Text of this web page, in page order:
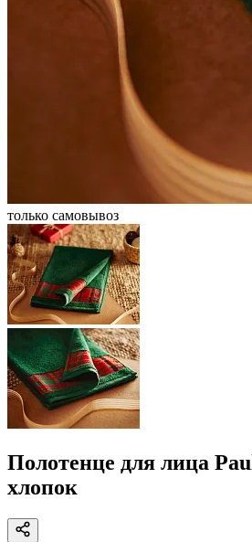
только самовывоз
Полотенце для лица
хлопок